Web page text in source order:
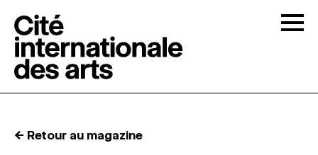
← Retour au magazine